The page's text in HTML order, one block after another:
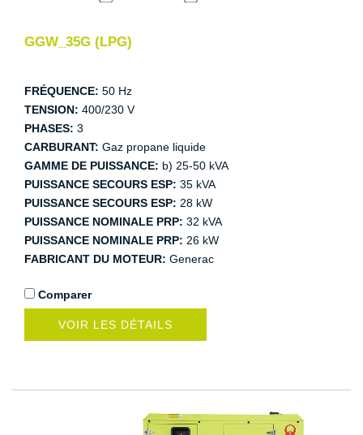
GGW_35G (LPG)
FRÉQUENCE: 50 Hz
TENSION: 400/230 V
PHASES: 3
CARBURANT: Gaz propane liquide
GAMME DE PUISSANCE: b) 25-50 kVA
PUISSANCE SECOURS ESP: 35 kVA
PUISSANCE SECOURS ESP: 28 kW
PUISSANCE NOMINALE PRP: 32 kVA
PUISSANCE NOMINALE PRP: 26 kW
FABRICANT DU MOTEUR: Generac
Comparer
VOIR LES DÉTAILS